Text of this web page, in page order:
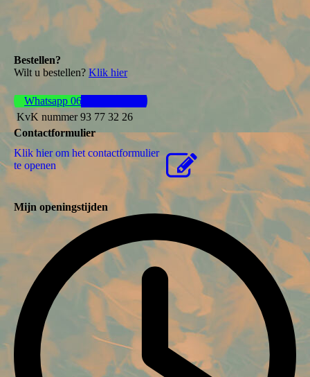
Bestellen?
Wilt u bestellen? Klik hier
Whatsapp 06 44 57 37 61
KvK nummer 93 77 32 26
Contactformulier
Klik hier om het contactformulier
te openen
Mijn openingstijden